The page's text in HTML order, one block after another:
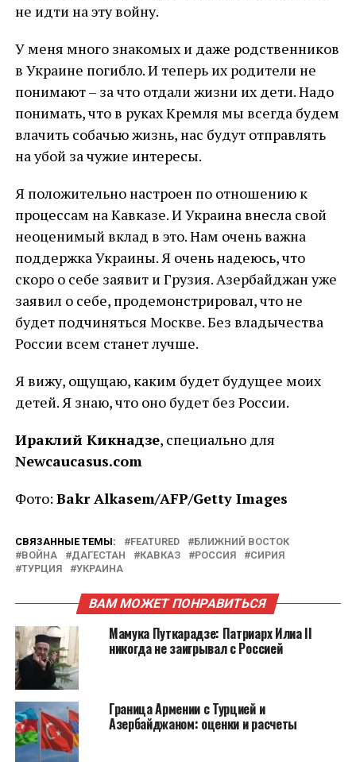
не идти на эту войну.
У меня много знакомых и даже родственников
в Украине погибло. И теперь их родители не
понимают – за что отдали жизни их дети. Надо
понимать, что в руках Кремля мы всегда будем
влачить собачью жизнь, нас будут отправлять
на убой за чужие интересы.
Я положительно настроен по отношению к
процессам на Кавказе. И Украина внесла свой
неоценимый вклад в это. Нам очень важна
поддержка Украины. Я очень надеюсь, что
скоро о себе заявит и Грузия. Азербайджан уже
заявил о себе, продемонстрировал, что не
будет подчиняться Москве. Без владычества
России всем станет лучше.
Я вижу, ощущаю, каким будет будущее моих
детей. Я знаю, что оно будет без России.
Ираклий Кикнадзе, cпециально для
Newcaucasus.com
Фото: Bakr Alkasem/AFP/Getty Images
СВЯЗАННЫЕ ТЕМЫ: FEATURED
БЛИЖНИЙ ВОСТОК
ВОЙНА
ДАГЕСТАН КАВКАЗ РОССИЯ
СИРИЯ
ТУРЦИЯ
УКРАИНА
ВАМ МОЖЕТ ПОНРАВИТЬСЯ
Мамука Путкарадзе: Патриарх Илиа II
никогда не заигрывал с Россией
Граница Армении с Турцией и
Азербайджаном: оценки и расчеты